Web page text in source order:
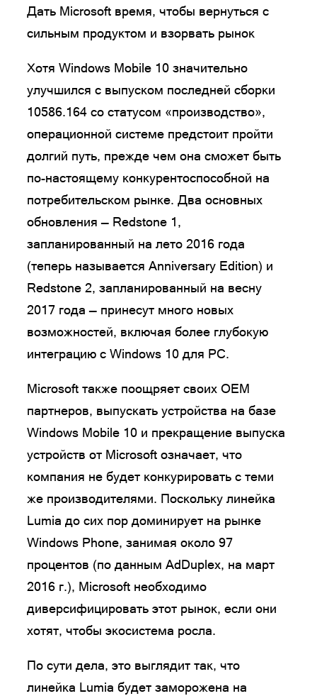
Дать Microsoft время, чтобы вернуться с
сильным продуктом и взорвать рынок
Хотя Windows Mobile 10 значительно
улучшился с выпуском последней сборки
10586.164 со статусом «производство»,
операционной системе предстоит пройти
долгий путь, прежде чем она сможет быть
по-настоящему конкурентоспособной на
потребительском рынке. Два основных
обновления — Redstone 1,
запланированный на лето 2016 года
(теперь называется Anniversary Edition) и
Redstone 2, запланированный на весну
2017 года — принесут много новых
возможностей, включая более глубокую
интеграцию с Windows 10 для PC.
Microsoft также поощряет своих OEM
партнеров, выпускать устройства на базе
Windows Mobile 10 и прекращение выпуска
устройств от Microsoft означает, что
компания не будет конкурировать с теми
же производителями. Поскольку линейка
Lumia до сих пор доминирует на рынке
Windows Phone, занимая около 97
процентов (по данным AdDuplex, на март
2016 г.), Microsoft необходимо
диверсифицировать этот рынок, если они
хотят, чтобы экосистема росла.
По сути дела, это выглядит так, что
линейка Lumia будет заморожена на